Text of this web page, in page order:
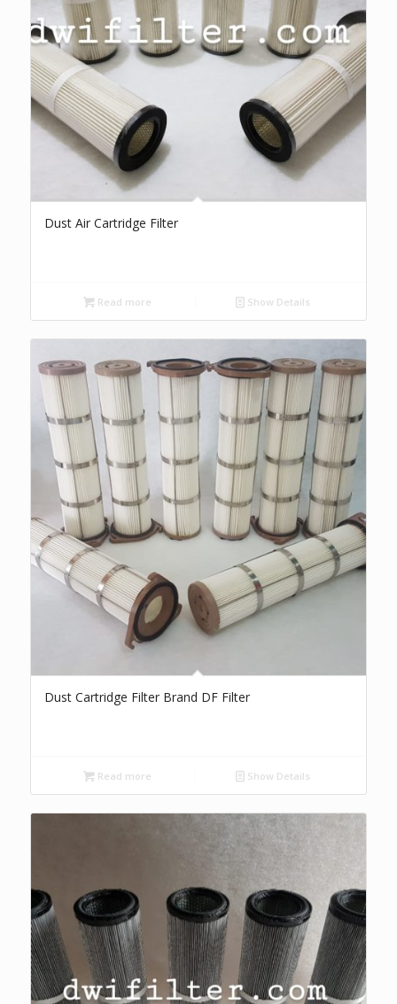
Dust Air Cartridge Filter
Read more Show Details
Dust Cartridge Filter Brand DF Filter
Read more Show Details